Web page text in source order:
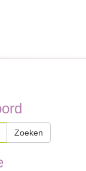
Zoeken